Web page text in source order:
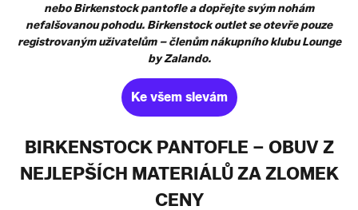
nebo Birkenstock pantofle a dopřejte svým nohám
nefalšovanou pohodu. Birkenstock outlet se otevře pouze
registrovaným uživatelům – členům nákupního klubu Lounge
by Zalando.
Ke všem slevám
BIRKENSTOCK PANTOFLE – OBUV Z
NEJLEPŠÍCH MATERIÁLŮ ZA ZLOMEK
CENY